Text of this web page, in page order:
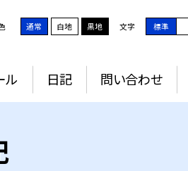
通常 白地 黒地 文字 標準
ル 日記 問い合わせ